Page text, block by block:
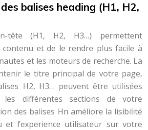
balises heading (H1, H2,
tête (H1, H2, H3…) permettent
contenu et de le rendre plus facile à
et les moteurs de recherche. La
le titre principal de votre page,
H2, H3… peuvent être utilisées
différentes sections de votre
des balises Hn améliore la lisibilité
et l’experience utilisateur sur votre